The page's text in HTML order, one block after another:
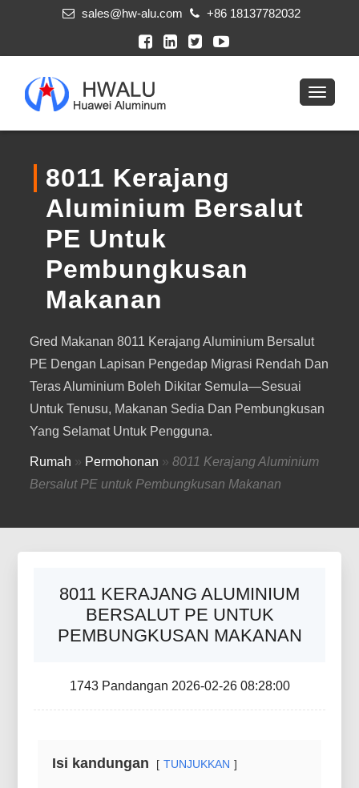
sales@hw-alu.com +86 18137782032
8011 Kerajang
Aluminium Bersalut
PE Untuk
Pembungkusan
Makanan
Gred Makanan 8011 Kerajang Aluminium Bersalut
PE Dengan Lapisan Pengedap Migrasi Rendah Dan
Teras Aluminium Boleh Dikitar Semula—Sesuai
Untuk Tenusu, Makanan Sedia Dan Pembungkusan
Yang Selamat Untuk Pengguna.
Rumah » Permohonan »8011 Kerajang Aluminium
Bersalut PE untuk Pembungkusan Makanan
8011 KERAJANG ALUMINIUM
BERSALUT PE UNTUK
PEMBUNGKUSAN MAKANAN
1743 Pandangan 2026-02-26 08:28:00
Isi kandungan TUNJUKKAN